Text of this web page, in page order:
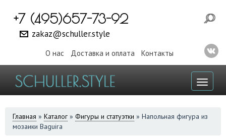
+7 (495)657-73-92
zakaz@schuller.style
О нас Доставка и оплата Контакты
ВЫ
ЗДЕСЬ
Главная » Каталог » Фигуры и статуэтки » Напольная фигура из
мозаики Baguira